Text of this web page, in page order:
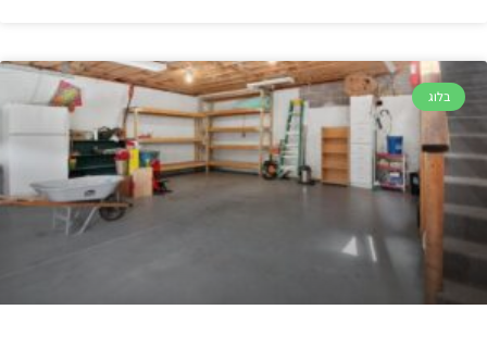
בלוג